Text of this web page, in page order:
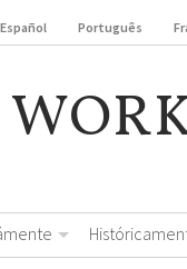
Español Português